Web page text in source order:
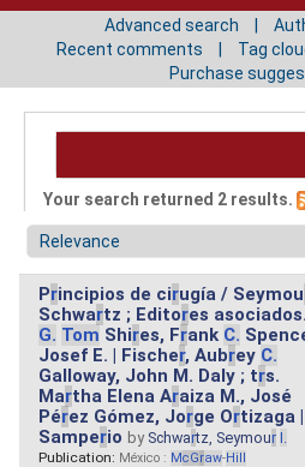
Advanced search
Recent comments
Tag
Purchase
Your search returned 2 results.
Principios de cirugía / Seymou
Schwartz ; Editores asociados.
G. Tom Shires, Frank C.
Josef E. | Fischer, Aubrey C.
Galloway, John M. Daly ; trs.
Martha Elena Araiza M., José
Pérez Gómez, Jorge Ortizaga |
Samperio by Schwartz, Seymour I.
Publication: México : McGraw-Hill